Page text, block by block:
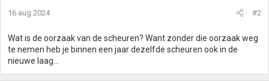
16 aug 2024 #2
Wat is de oorzaak van de scheuren? Want zonder die oorzaak weg
te nemen heb je binnen een jaar dezelfde scheuren ook in de
nieuwe laag...